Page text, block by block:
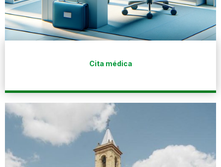
Cita médica